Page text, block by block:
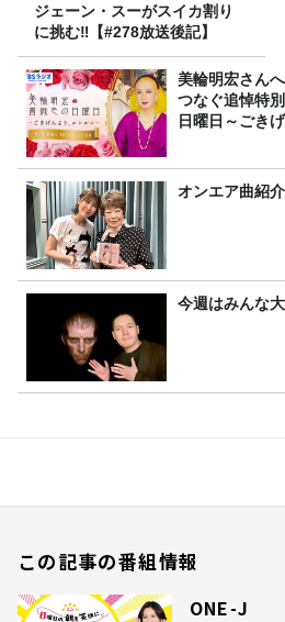
ジェーン・スーがスイカ割り
に挑む‼【#278放送後記】
美輪明宏さん
つなぐ追悼特
日曜日～ごき
オンエア曲紹介
今週はみんな
この記事の番組情報
ONE-J